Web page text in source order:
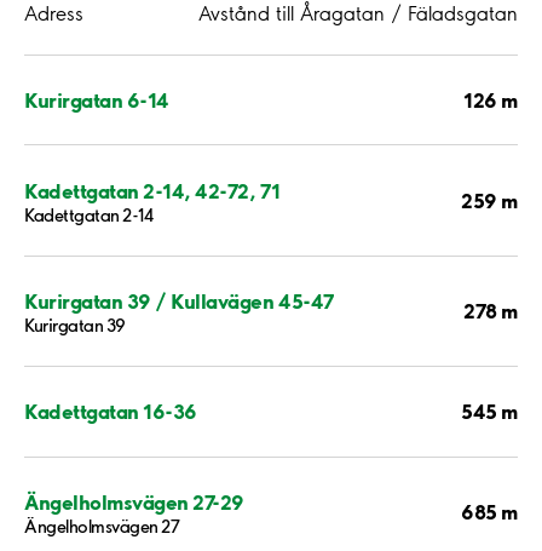
Adress Avstånd till Åragatan / Fäladsgatan
Kurirgatan 6-14 126 m
Kadettgatan 2-14, 42-72, 71
Kadettgatan 2-14
259 m
Kurirgatan 39 / Kullavägen 45-47
Kurirgatan 39
278 m
Kadettgatan 16-36 545 m
Ängelholmsvägen 27-29
Ängelholmsvägen 27
685 m